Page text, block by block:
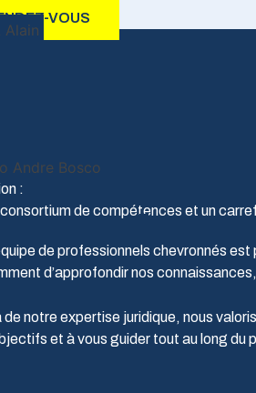
VOUS
:
de compétences et un
de professionnels chevronnés
d’approfondir nos
de notre expertise juridique, nous
et à vous guider tout au long du